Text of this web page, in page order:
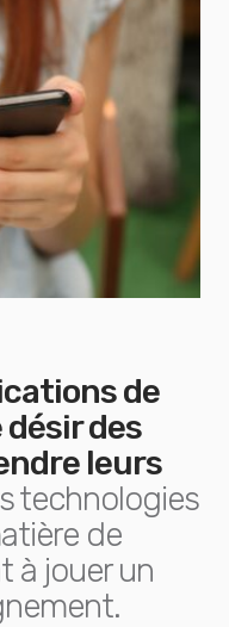
de
des
leurs
technologies
de
à jouer un